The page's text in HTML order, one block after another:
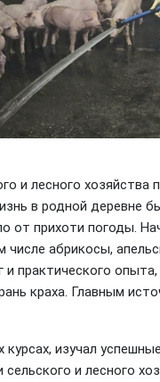
и лесного хозяйства
в родной деревне
от прихоти погоды.
абрикосы,
практического
краха. Главным
изучал
и лесного